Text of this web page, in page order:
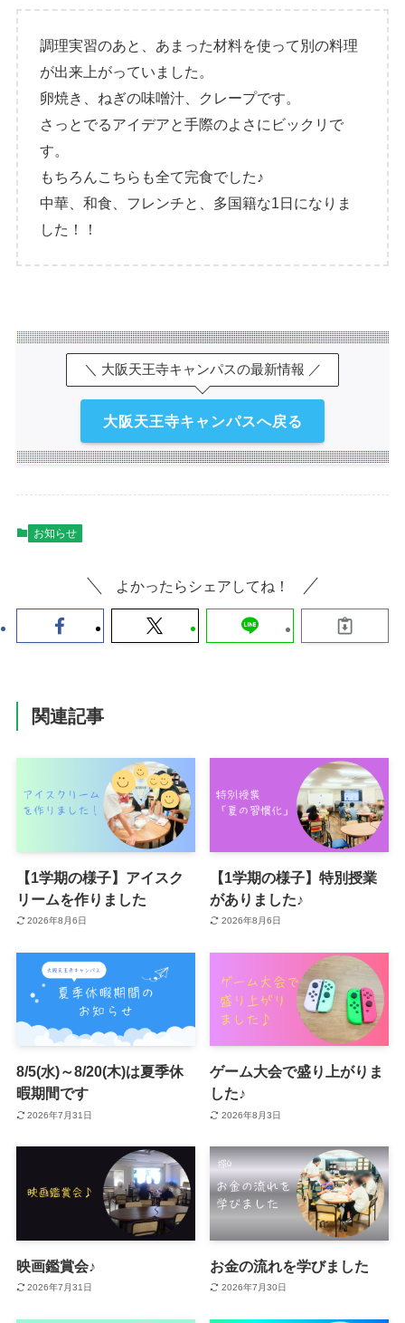
調理実習のあと、あまった材料を使って別の料理
が出来上がっていました。
卵焼き、ねぎの味噌汁、クレープです。
さっとでるアイデアと手際のよさにビックリで
す。
もちろんこちらも全て完食でした♪
中華、和食、フレンチと、多国籍な1日になりま
した！！
＼ 大阪天王寺キャンパスの最新情報 ／
大阪天王寺キャンパスへ戻る
お知らせ
よかったらシェアしてね！
関連記事
【1学期の様子】アイスク
リームを作りました
2026年8月6日
【1学期の様子】特別授業
がありました♪
2026年8月6日
8/5(水)～8/20(木)は夏季休
暇期間です
2026年7月31日
ゲーム大会で盛り上がりま
した♪
2026年8月3日
映画鑑賞会♪
2026年7月31日
お金の流れを学びました
2026年7月30日